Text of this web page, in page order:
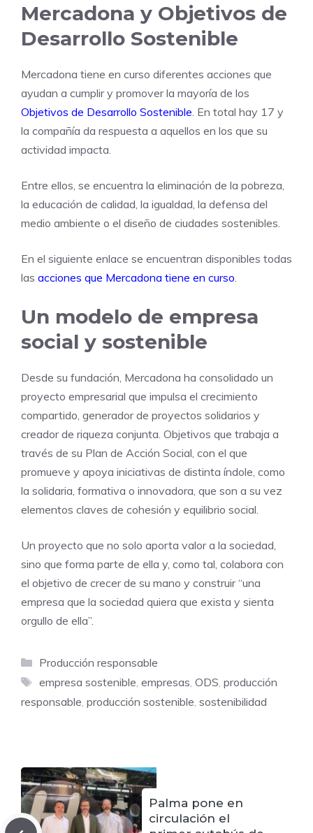
Mercadona y Objetivos de
Desarrollo Sostenible
Mercadona tiene en curso diferentes acciones que
ayudan a cumplir y promover la mayoría de los
Objetivos de Desarrollo Sostenible. En total hay 17 y
la compañía da respuesta a aquellos en los que su
actividad impacta.
Entre ellos, se encuentra la eliminación de la pobreza,
la educación de calidad, la igualdad, la defensa del
medio ambiente o el diseño de ciudades sostenibles.
En el siguiente enlace se encuentran disponibles todas
las acciones que Mercadona tiene en curso.
Un modelo de empresa
social y sostenible
Desde su fundación, Mercadona ha consolidado un
proyecto empresarial que impulsa el crecimiento
compartido, generador de proyectos solidarios y
creador de riqueza conjunta. Objetivos que trabaja a
través de su Plan de Acción Social, con el que
promueve y apoya iniciativas de distinta índole, como
la solidaria, formativa o innovadora, que son a su vez
elementos claves de cohesión y equilibrio social.
Un proyecto que no solo aporta valor a la sociedad,
sino que forma parte de ella y, como tal, colabora con
el objetivo de crecer de su mano y construir “una
empresa que la sociedad quiera que exista y sienta
orgullo de ella”.
Categorías
Producción responsable
Etiquetas
empresa sostenible, empresas, ODS, producción
responsable, producción sostenible, sostenibilidad
Palma pone en
circulación el